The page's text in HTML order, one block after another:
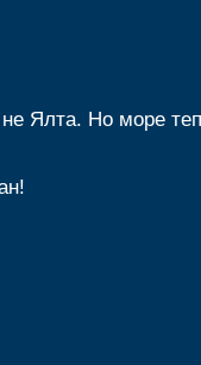
Ялта. Но море